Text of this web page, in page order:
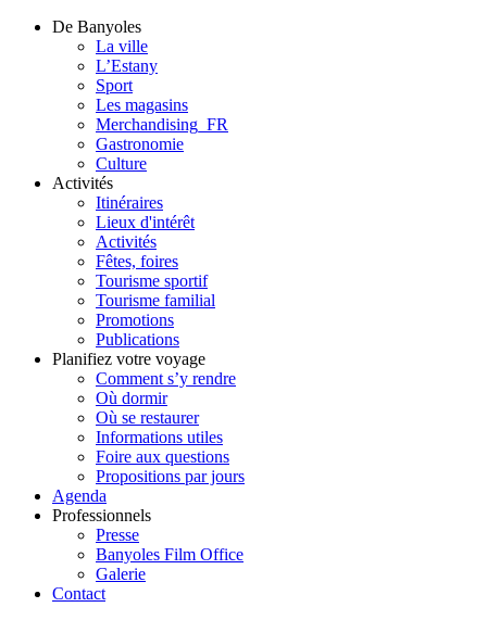
De Banyoles
La ville
L’Estany
Sport
Les magasins
Merchandising_FR
Gastronomie
Culture
Activités
Itinéraires
Lieux d'intérêt
Activités
Fêtes, foires
Tourisme sportif
Tourisme familial
Promotions
Publications
Planifiez votre voyage
Comment s’y rendre
Où dormir
Où se restaurer
Informations utiles
Foire aux questions
Propositions par jours
Agenda
Professionnels
Presse
Banyoles Film Office
Galerie
Contact